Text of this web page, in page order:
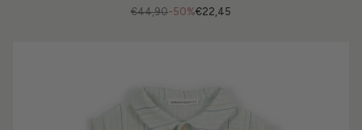
-50%
€44,90 €22,45